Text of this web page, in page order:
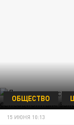
ОБЩЕСТВО
15 ИЮНЯ 10:13